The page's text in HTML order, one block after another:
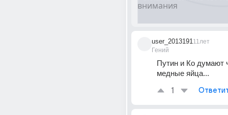
user_2013191
Гений
11лет
Путин и Ко думают
медные яйца...
1